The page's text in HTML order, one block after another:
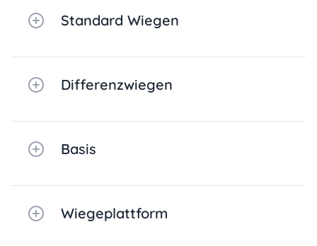
Standard Wiegen
Differenzwiegen
Basis
Wiegeplattform